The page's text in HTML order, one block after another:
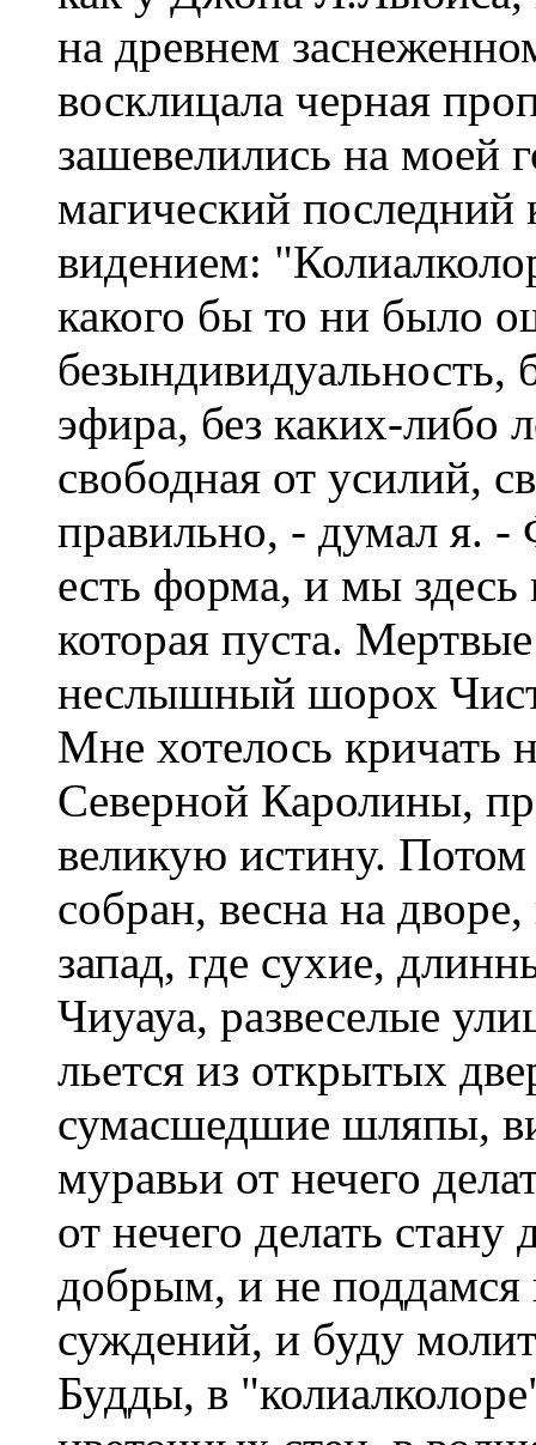
на древнем
восклицала черная
зашевелились на моей
магический
видением:
какого бы то ни было
безындивидуальность,
эфира, без каких-либо
свободная от усилий,
правильно, - думал я. -
есть форма, и мы здесь
которая пуста.
неслышный шорох
Мне хотелось
Северной Каролины,
великую истину.
собран, весна на
запад, где сухие,
Чиуауа, развеселые
льется из открытых
сумасшедшие шляпы,
муравьи от нечего
от нечего делать стану
добрым, и не
суждений, и буду
Будды, в